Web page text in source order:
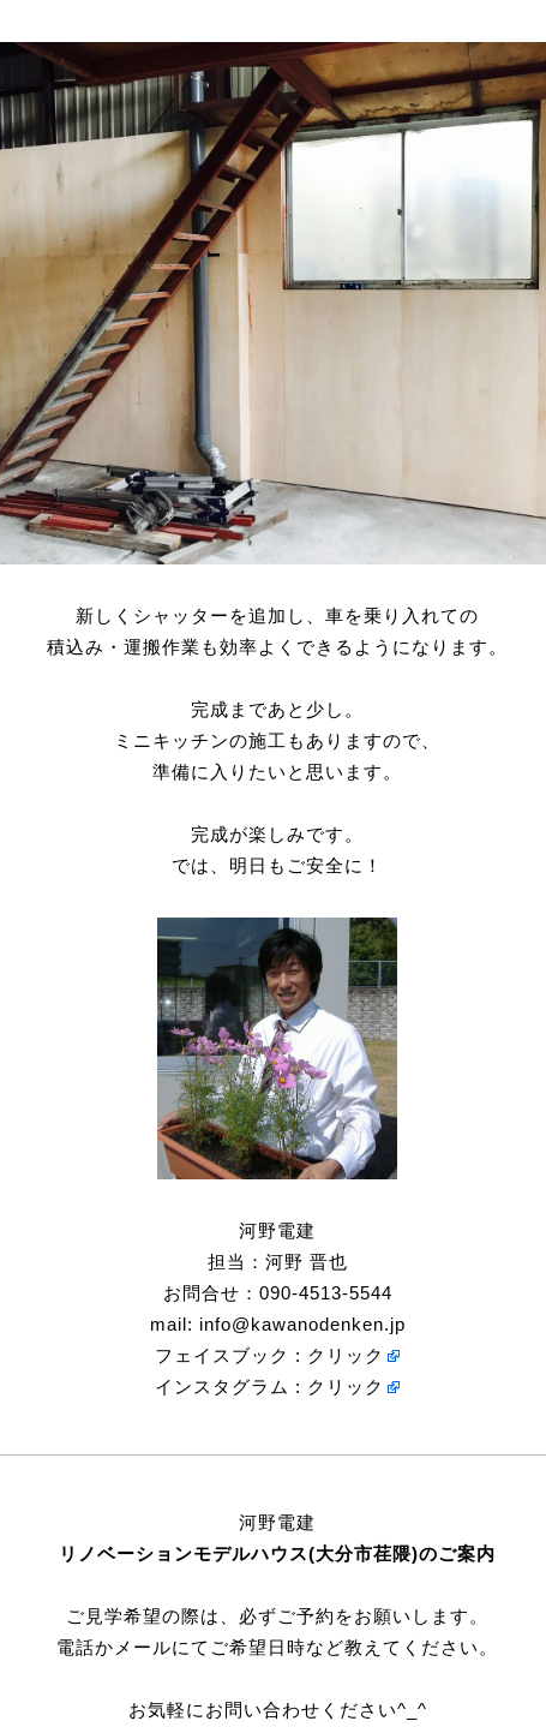
新しくシャッターを追加し、車を乗り入れての
積込み・運搬作業も効率よくできるようになります。
完成まであと少し。
ミニキッチンの施工もありますので、
準備に入りたいと思います。
完成が楽しみです。
では、明日もご安全に！
河野電建
担当：河野 晋也
お問合せ：090-4513-5544
mail: info@kawanodenken.jp
フェイスブック : クリック
インスタグラム : クリック
河野電建
リノベーションモデルハウス(大分市荏隈)のご案内
ご見学希望の際は、必ずご予約をお願いします。
電話かメールにてご希望日時など教えてください。
お気軽にお問い合わせください^_^
当社は、お客さまの個人情報を正確かつ最新の状態に保ち、個人情報
の不正アクセス・紛失・破損・改ざん・漏洩などを防止するため、セ
ュリティシステムの維持・管理体制の整備・社員教育の徹底等の必要
措置を講じ、安全対策を実施し個人情報の厳重な管理を行ないます。